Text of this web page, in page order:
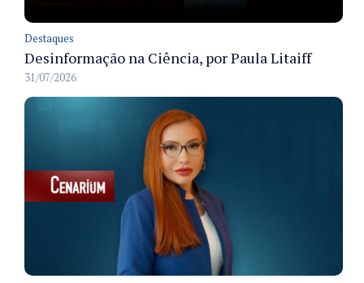
Destaques
Desinformação na Ciência, por Paula Litaiff
31/07/2026